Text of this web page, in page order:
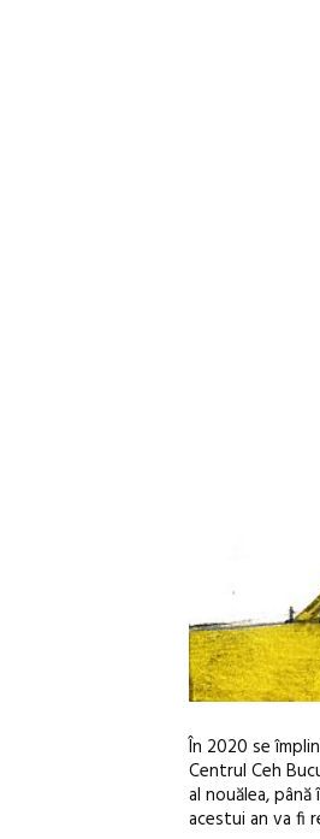
În 2020 se
Centrul Ceh
al nouălea,
acestui an va fi